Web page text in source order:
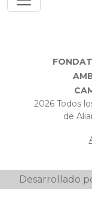
2026 Todos
de
Desarrollado